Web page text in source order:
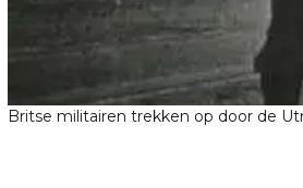
Britse militairen trekken op door de